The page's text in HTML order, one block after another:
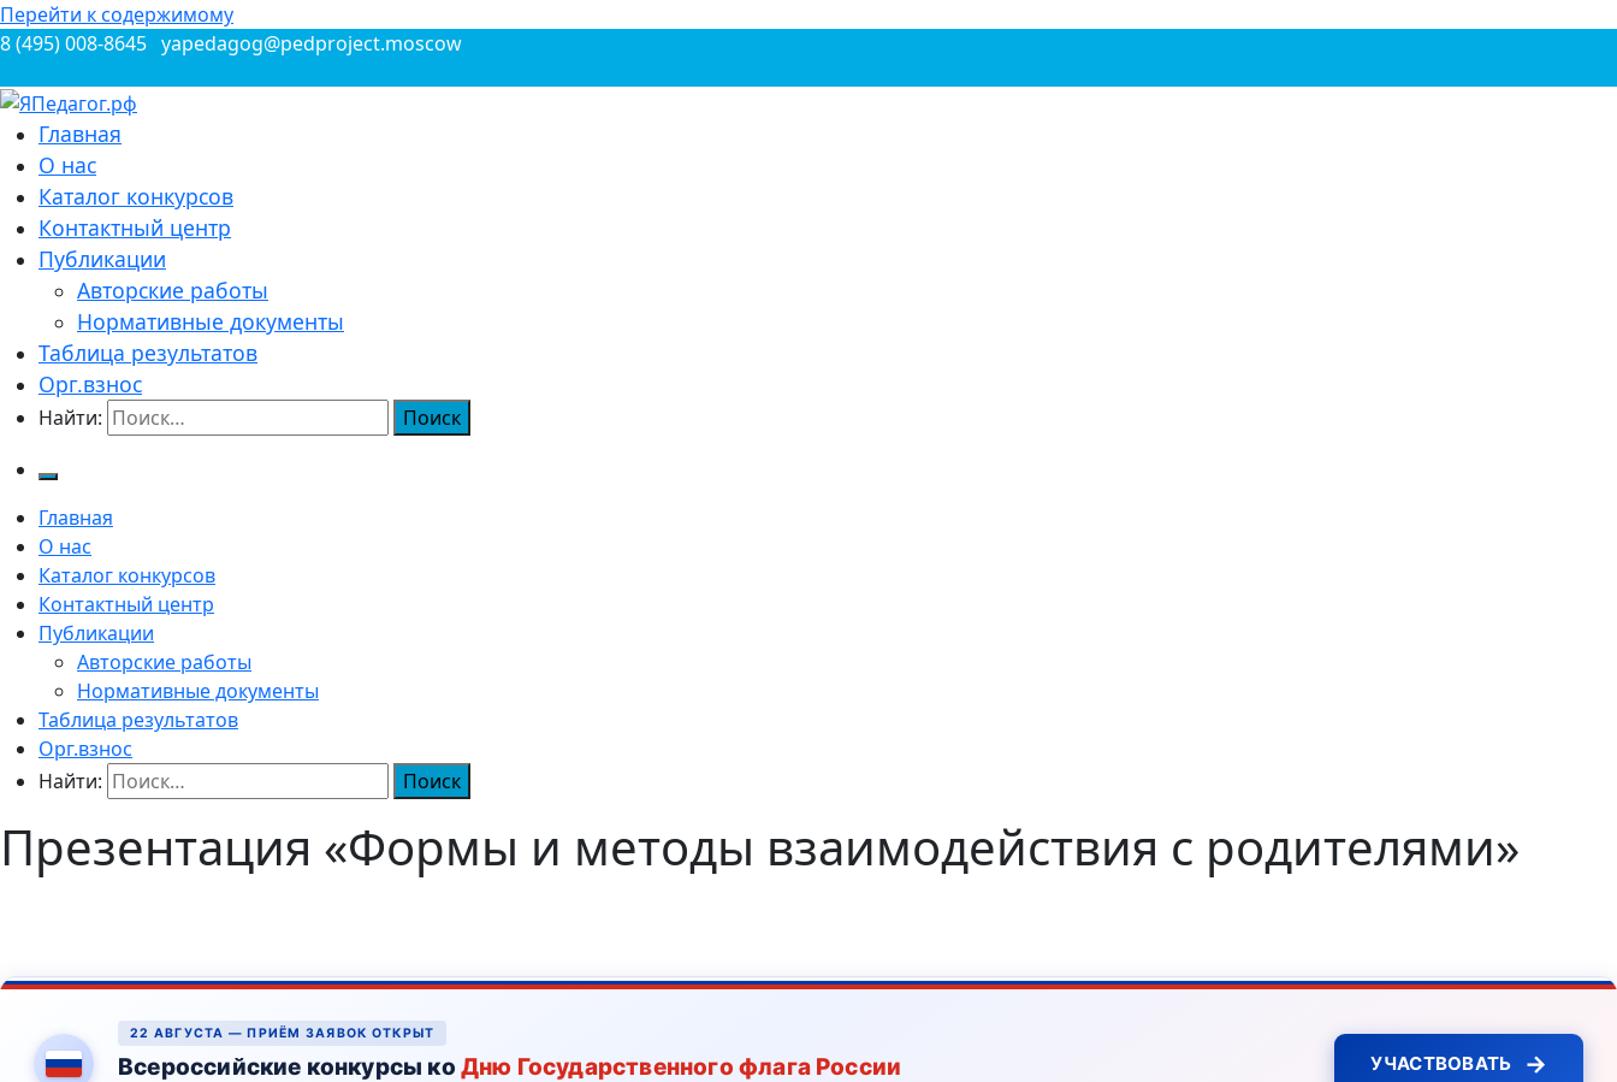
Перейти к содержимому
8 (495) 008-8645 yapedagog@pedproject.moscow
ЯПедагог.рф
Всероссийские конкурсы для педагогов
Главная
О нас
Каталог конкурсов
Контактный центр
Публикации
Авторские работы
Нормативные документы
Таблица результатов
Орг.взнос
Найти:
Главная
О нас
Каталог конкурсов
Контактный центр
Публикации
Авторские работы
Нормативные документы
Таблица результатов
Орг.взнос
Найти:
Презентация «Формы и методы взаимодействия с родителями»
22 АВГУСТА — ПРИЁМ ЗАЯВОК ОТКРЫТ
Всероссийские конкурсы ко Дню Государственного флага России УЧАСТВОВАТЬ →